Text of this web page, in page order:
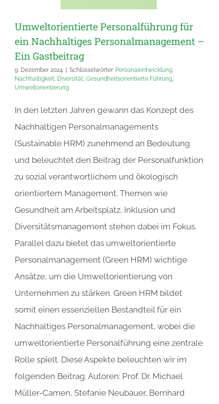
Umweltorientierte Personalführung für
ein Nachhaltiges Personalmanagement –
Ein Gastbeitrag
9. Dezember 2024 Schlüsselwörter: Personalentwicklung,
Nachhaltigkeit, Diversität, Gesundheitsorientierte Führung,
Umweltorientierung
In den letzten Jahren gewann das Konzept des
Nachhaltigen Personalmanagements
(Sustainable HRM) zunehmend an Bedeutung
und beleuchtet den Beitrag der Personalfunktion
zu sozial verantwortlichem und ökologisch
orientiertem Management. Themen wie
Gesundheit am Arbeitsplatz, Inklusion und
Diversitätsmanagement stehen dabei im Fokus.
Parallel dazu bietet das umweltorientierte
Personalmanagement (Green HRM) wichtige
Ansätze, um die Umweltorientierung von
Unternehmen zu stärken. Green HRM bildet
somit einen essenziellen Bestandteil für ein
Nachhaltiges Personalmanagement, wobei die
umweltorientierte Personalführung eine zentrale
Rolle spielt. Diese Aspekte beleuchten wir im
folgenden Beitrag. Autoren: Prof. Dr. Michael
Müller-Camen, Stefanie Neubauer, Bernhard